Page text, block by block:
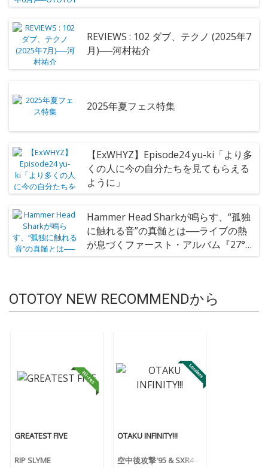
REVIEWS : 102 ダブ、テクノ (2025年7
月)──河村祐介
2025年夏フェス特集
【ExWHYZ】Episode24 yu-ki「より多
くの人に今の自分たちを見てもらえる
ように」
Hammer Head Sharkが鳴らす、“孤独
に触れる音”の真髄とは──ライブの熱
が息づくファースト・アルバム『27°
C』
OTOTOY NEW RECOMMENDから
GREATEST FIVE
RIP SLYME
OTAKU INFINITY!!!
空中後攻撃'95 & SXR4 &